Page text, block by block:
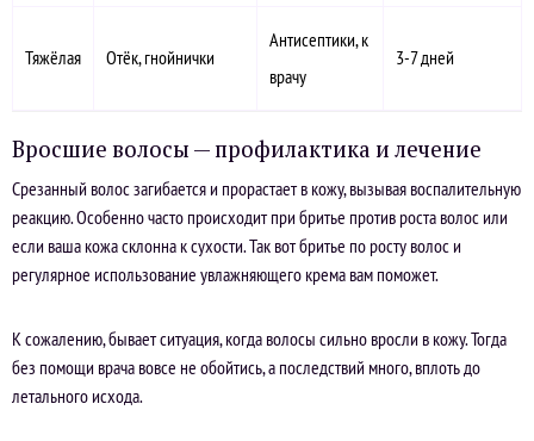
Тяжёлая Отёк, гнойнички
Антисептики, к
врачу
3-7 дней
Вросшие волосы — профилактика и лечение
Срезанный волос загибается и прорастает в кожу, вызывая воспалительную
реакцию. Особенно часто происходит при бритье против роста волос или
если ваша кожа склонна к сухости. Так вот бритье по росту волос и
регулярное использование увлажняющего крема вам поможет.
К сожалению, бывает ситуация, когда волосы сильно вросли в кожу. Тогда
без помощи врача вовсе не обойтись, а последствий много, вплоть до
летального исхода.